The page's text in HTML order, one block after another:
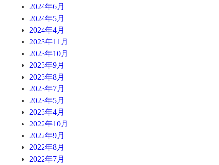
2024年6月
2024年5月
2024年4月
2023年11月
2023年10月
2023年9月
2023年8月
2023年7月
2023年5月
2023年4月
2022年10月
2022年9月
2022年8月
2022年7月